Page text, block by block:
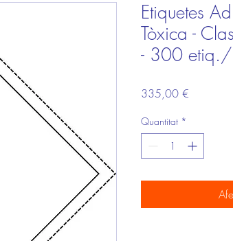
Etiquetes
Tòxica -
- 300 etiq./
335,00 €
Quantitat *